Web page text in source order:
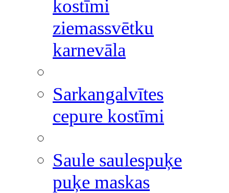
kostīmi
ziemassvētku
karnevāla
Sarkangalvītes
cepure kostīmi
Saule saulespuķe
puķe maskas